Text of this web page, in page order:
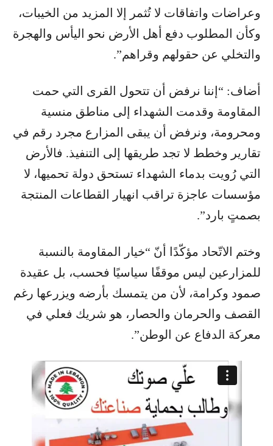
وعراضات واتفاقات لا تُثمر إلا المزيد من الخيبات،
وكأن المطلوب دفع أهل الأرض نحو اليأس والهجرة
والتخلي عن حقولهم وقراهم”.
أضاف: “إننا نرفض أن تتحول القرى التي حمت
المقاومة وقدمت الشهداء إلى مناطق منسية
ومحرومة، ونرفض أن يبقى المزارع مجرد رقم في
تقارير وخطط لا تجد طريقها إلى التنفيذ. فالأرض
التي رُويت بدماء الشهداء تستحق دولة تحميها، لا
مؤسسات عاجزة تراقب انهيار القطاعات المنتجة
بصمتٍ بارد”.
وختم الاتّحاد مؤكّدًا أنّ “خيار المقاومة بالنسبة
للمزارعين ليس موقفًا سياسيًا فحسب، بل عقيدة
صمود وكرامة، لأن من يتمسك بأرضه ويزرعها رغم
القصف والحرمان والحصار، هو شريك فعلي في
معركة الدفاع عن الوطن”.